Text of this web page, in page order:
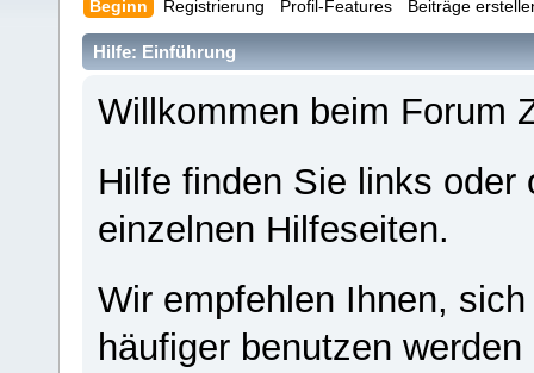
Beginn Registrierung Profil-Features Beiträge
Hilfe: Einführung
Willkommen beim Forum
Hilfe finden Sie links
einzelnen Hilfeseiten.
Wir empfehlen Ihnen,
häufiger benutzen